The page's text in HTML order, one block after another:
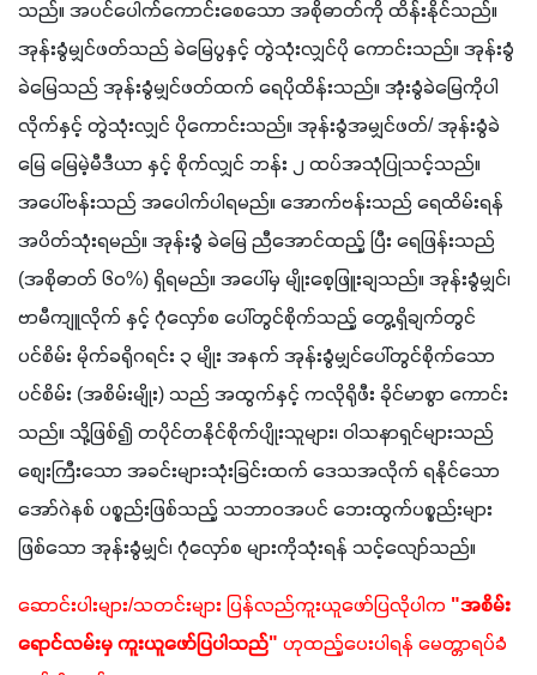
သည်။ အပင်ပေါက်ကောင်းစေသော အစိုဓာတ်ကို ထိန်းနိုင်သည်။
အုန်းခွံမျှင်ဖတ်သည် ခဲမြေပွနှင့် တွဲသုံးလျှင်ပို ကောင်းသည်။ အုန်းခွံ
ခဲမြေသည် အုန်းခွံမျှင်ဖတ်ထက် ရေပိုထိန်းသည်။ အုံးခွံခဲမြေကိုပါ
လိုက်နှင့် တွဲသုံးလျှင် ပိုကောင်းသည်။ အုန်းခွံအမျှင်ဖတ်/ အုန်းခွံခဲ
မြေ မြေမဲ့မီဒီယာ နှင့် စိုက်လျှင် ဘန်း ၂ ထပ်အသုံပြုသင့်သည်။
အပေါ်ဗန်းသည် အပေါက်ပါရမည်။ အောက်ဗန်းသည် ရေထိမ်းရန်
အပိတ်သုံးရမည်။ အုန်းခွံ ခဲမြေ ညီအောင်ထည့် ပြီး ရေဖြန်းသည်
(အစိုဓာတ် ၆ဝ%) ရှိရမည်။ အပေါ်မှ မျိုးစေ့ဖြူးချသည်။ အုန်းခွံမျှင်၊
ဗာမီကျူလိုက် နှင့် ဂုံလှော်စ ပေါ်တွင်စိုက်သည့် တွေ့ရှိချက်တွင်
ပင်စိမ်း မိုက်ခရိုဂရင်း ၃ မျိုး အနက် အုန်းခွံမျှင်ပေါ်တွင်စိုက်သော
ပင်စိမ်း (အစိမ်းမျိုး) သည် အထွက်နှင့် ကလိုရိုဖီး ခိုင်မာစွာ ကောင်း
သည်။ သို့ဖြစ်၍ တပိုင်တနိုင်စိုက်ပျိုးသူများ၊ ဝါသနာရှင်များသည်
စျေးကြီးသော အခင်းများသုံးခြင်းထက် ဒေသအလိုက် ရနိုင်သော
အော်ဂဲနစ် ပစ္စည်းဖြစ်သည့် သဘာဝအပင် ဘေးထွက်ပစ္စည်းများ
ဖြစ်သော အုန်းခွံမျှင်၊ ဂုံလှော်စ များကိုသုံးရန် သင့်လျော်သည်။
ဆောင်းပါးများ/သတင်းများ ပြန်လည်ကူးယူဖော်ပြလိုပါက "အစိမ်း
ရောင်လမ်းမှ ကူးယူဖော်ပြပါသည်" ဟုထည့်ပေးပါရန် မေတ္တာရပ်ခံ